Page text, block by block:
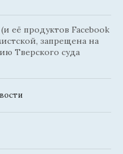
её продуктов Facebook
запрещена на
Тверского суда